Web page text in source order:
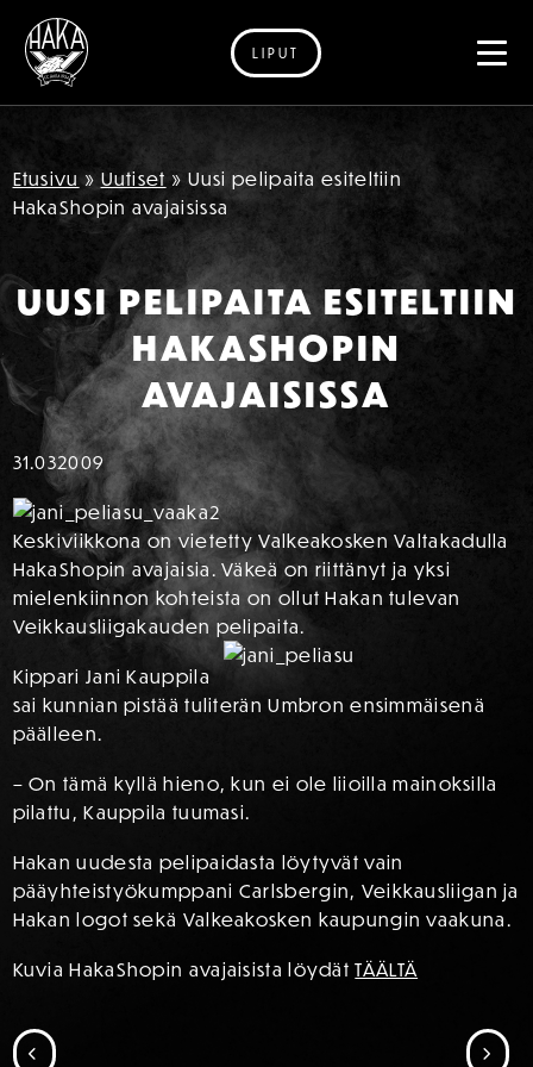
Siirry sisältöön
LIPUT
Etusivu » Uutiset » Uusi pelipaita esiteltiin
HakaShopin avajaisissa
UUSI PELIPAITA ESITELTIIN
HAKASHOPIN
AVAJAISISSA
31.032009
Keskiviikkona on vietetty Valkeakosken Valtakadulla
HakaShopin avajaisia. Väkeä on riittänyt ja yksi
mielenkiinnon kohteista on ollut Hakan tulevan
Veikkausliigakauden pelipaita.
Kippari Jani Kauppila
sai kunnian pistää tuliterän Umbron ensimmäisenä
päälleen.
– On tämä kyllä hieno, kun ei ole liioilla mainoksilla
pilattu, Kauppila tuumasi.
Hakan uudesta pelipaidasta löytyvät vain
pääyhteistyökumppani Carlsbergin, Veikkausliigan ja
Hakan logot sekä Valkeakosken kaupungin vaakuna.
Kuvia HakaShopin avajaisista löydätTÄÄLTÄ
SIIRRY EDELLISEEN